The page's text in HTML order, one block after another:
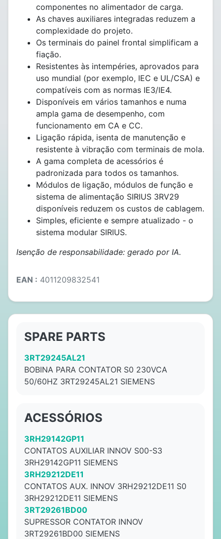
componentes no alimentador de carga.
As chaves auxiliares integradas reduzem a
complexidade do projeto.
Os terminais do painel frontal simplificam a
fiação.
Resistentes às intempéries, aprovados para
uso mundial (por exemplo, IEC e UL/CSA) e
compatíveis com as normas IE3/IE4.
Disponíveis em vários tamanhos e numa
ampla gama de desempenho, com
funcionamento em CA e CC.
Ligação rápida, isenta de manutenção e
resistente à vibração com terminais de mola.
A gama completa de acessórios é
padronizada para todos os tamanhos.
Módulos de ligação, módulos de função e
sistema de alimentação SIRIUS 3RV29
disponíveis reduzem os custos de cablagem.
Simples, eficiente e sempre atualizado - o
sistema modular SIRIUS.
Isenção de responsabilidade: gerado por IA.
EAN : 4011209832541
SPARE PARTS
3RT29245AL21
BOBINA PARA CONTATOR S0 230VCA
50/60HZ 3RT29245AL21 SIEMENS
ACESSÓRIOS
3RH29142GP11
CONTATOS AUXILIAR INNOV S00-S3
3RH29142GP11 SIEMENS
3RH29212DE11
CONTATOS AUX. INNOV 3RH29212DE11 S0
3RH29212DE11 SIEMENS
3RT29261BD00
SUPRESSOR CONTATOR INNOV
3RT29261BD00 SIEMENS